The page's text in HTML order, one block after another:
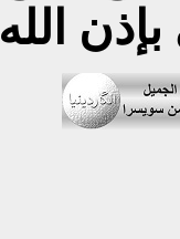
الله